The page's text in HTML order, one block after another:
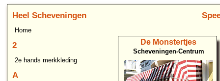
Heel Scheveningen
Home
2
2e hands merkkleding
A
De Monstertjes
Scheveningen-Centrum